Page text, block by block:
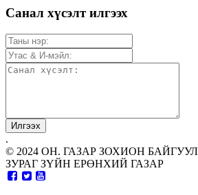
Санал хүсэлт илгээх
.
© 2024 ОН. ГАЗАР ЗОХИОН
ЗУРАГ ЗҮЙН ЕРӨНХИЙ ГАЗАР